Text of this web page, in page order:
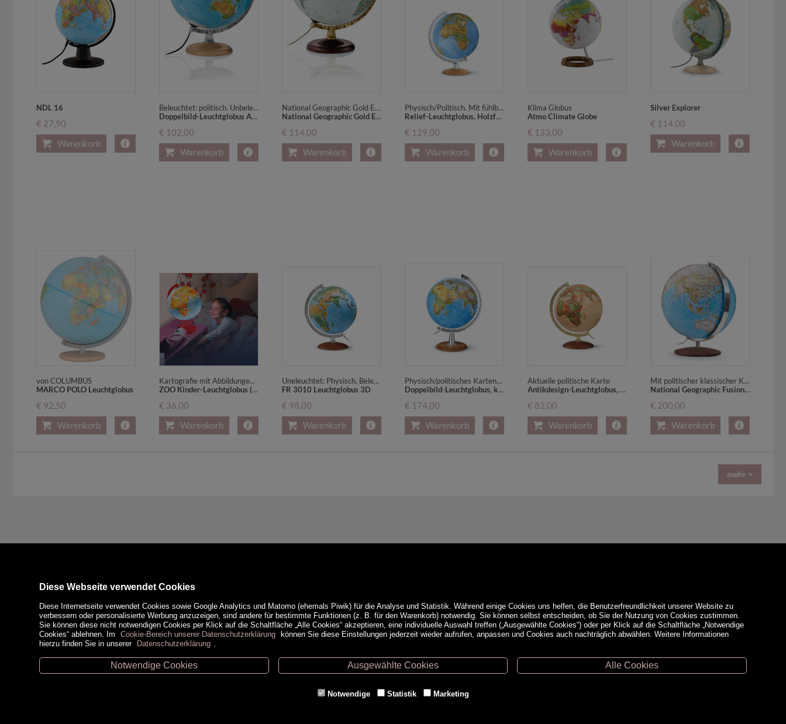
NDL 16
€ 27,90
Warenkorb
Beleuchtet: politisch. Unbeleuchtet: physisch
Doppelbild-Leuchtglobus Atmosphere B4 silver, heller Holzfuß u. silberfarben lackierter Metallmeridian
€ 102,00
Warenkorb
National Geographic Gold Executive
National Geographic Gold Executive Antikdesign-Leuchtglobus, walnussfarbener Buchenholzfuß u. messingfarbener Metallmeridian
€ 114,00
Warenkorb
Physisch/Politisch. Mit fühlbarer 3D-Oberfläche. Mit integrierter Kabelführung. Ausgezeichnet mit dem ITB BuchAward; Touristische Kartografie / Globus 2017
Relief-Leuchtglobus, Holzfuß Buche klarlackiert und silberfarbener Metallmeridian (FRI 3017)
€ 129,00
Warenkorb
Klima Globus
Atmo Climate Globe
€ 133,00
Warenkorb
Silver Explorer
€ 114,00
Warenkorb
von COLUMBUS
MARCO POLO Leuchtglobus
€ 92,50
Warenkorb
Kartografie mit Abbildungen, rotes Kunststoffgestell. Beleuchteter Globus. Vereinfachte physische Kartographie im unbeleuchteten Zustand politisches Kartenbild bei eingeschaltetem Licht
ZOO Kinder-Leuchtglobus (KR 2562 )
€ 36,00
Warenkorb
Uneleuchtet: Physisch. Beleuchtet: Politisch
FR 3010 Leuchtglobus 3D
€ 98,00
Warenkorb
Physisch/politisches Kartenbild
Doppelbild-Leuchtglobus, kirschbaumfarbener Holzfuß u. Kunststoffmeridian verchromt (DP 40-29)
€ 174,00
Warenkorb
Aktuelle politische Karte
Antikdesign-Leuchtglobus, messingfarbener Metallmeridian, Holzfuß (PAL3010)
€ 82,00
Warenkorb
Mit politischer klassischer Kartografie
National Geographic Fusion 3001 Classic Leuchtglobus, Meridian Edelstahl, Echtholzfuß
€ 200,00
Warenkorb
mehr >
Unsere Öffnungszeiten Zahlungsmethoden Service
Versandkosten
Diese Webseite verwendet Cookies
Diese Internetseite verwendet Cookies sowie Google Analytics und Matomo (ehemals Piwik) für die Analyse und Statistik. Während einige Cookies uns helfen, die Benutzerfreundlichkeit unserer Website zu
verbessern oder personalisierte Werbung anzuzeigen, sind andere für bestimmte Funktionen (z. B. für den Warenkorb) notwendig. Sie können selbst entscheiden, ob Sie der Nutzung von Cookies zustimmen.
Sie können diese nicht notwendigen Cookies per Klick auf die Schaltfläche „Alle Cookies“ akzeptieren, eine individuelle Auswahl treffen („Ausgewählte Cookies“) oder per Klick auf die Schaltfläche „Notwendige
Cookies“ ablehnen. Im
Cookie-Bereich unserer Datenschutzerklärung
können Sie diese Einstellungen jederzeit wieder aufrufen, anpassen und Cookies auch nachträglich abwählen. Weitere Informationen
hierzu finden Sie in unserer
Datenschutzerklärung
Notwendige Cookies Ausgewählte Cookies Alle Cookies
Notwendige Statistik Marketing